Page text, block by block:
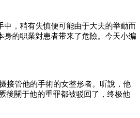
中，稍有失慎便可能由于大夫的举動而
的职業對患者带来了危險。今天小编
接管他的手術的女整形者。听說，他
後關于他的重罪都被驳回了，终极他